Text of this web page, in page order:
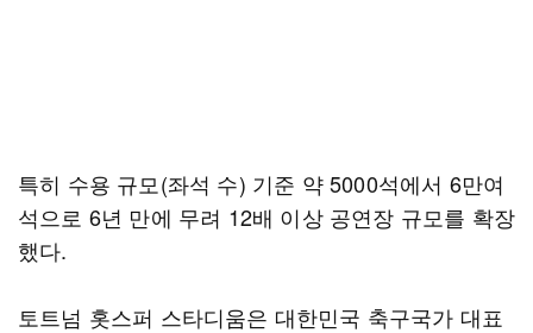
특히 수용 규모(좌석 수) 기준 약 5000석에서 6만여
석으로 6년 만에 무려 12배 이상 공연장 규모를 확장
했다.
토트넘 홋스퍼 스타디움은 대한민국 축구국가 대표